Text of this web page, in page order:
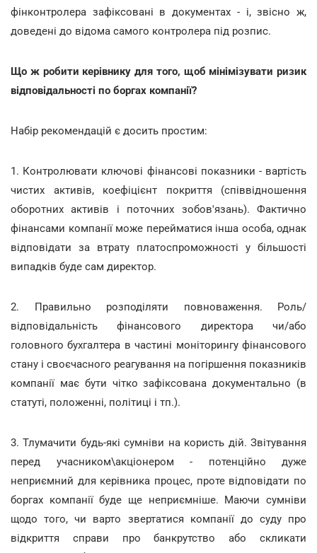
фінконтролера зафіксовані в документах - і, звісно ж,
доведені до відома самого контролера під розпис.
Що ж робити керівнику для того, щоб мінімізувати ризик
відповідальності по боргах компанії?
Набір рекомендацій є досить простим:
1. Контролювати ключові фінансові показники - вартість
чистих активів, коефіцієнт покриття (співвідношення
оборотних активів і поточних зобов'язань). Фактично
фінансами компанії може перейматися інша особа, однак
відповідати за втрату платоспроможності у більшості
випадків буде сам директор.
2. Правильно розподіляти повноваження. Роль/
відповідальність фінансового директора чи/або
головного бухгалтера в частині моніторингу фінансового
стану і своєчасного реагування на погіршення показників
компанії має бути чітко зафіксована документально (в
статуті, положенні, політиці і тп.).
3. Тлумачити будь-які сумніви на користь дій. Звітування
перед учасником\акціонером - потенційно дуже
неприємний для керівника процес, проте відповідати по
боргах компанії буде ще неприємніше. Маючи сумніви
щодо того, чи варто звертатися компанії до суду про
відкриття справи про банкрутство або скликати